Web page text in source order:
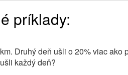
príklady:
Druhý deň ušli o 20% viac ako
každý deň?